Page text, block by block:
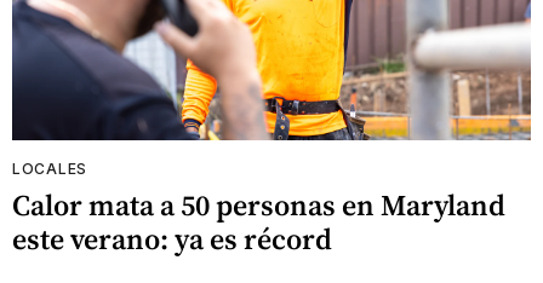
LOCALES
Calor mata a 50 personas en Maryland
este verano: ya es récord